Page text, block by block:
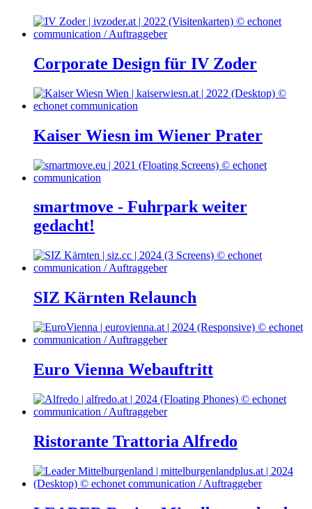
Corporate Design für IV Zoder
Kaiser Wiesn im Wiener Prater
smartmove - Fuhrpark weiter
gedacht!
SIZ Kärnten Relaunch
Euro Vienna Webauftritt
Ristorante Trattoria Alfredo